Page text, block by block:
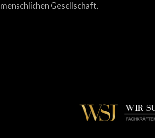
menschlichen Gesellschaft.